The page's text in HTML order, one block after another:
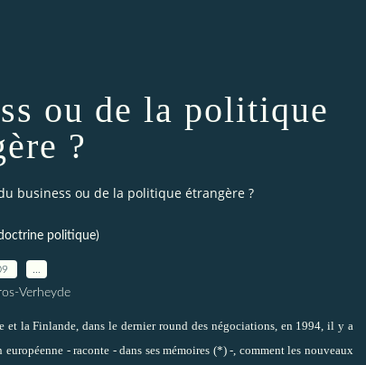
ou de la politique
?
business ou de la politique étrangère ?
politique)
Verheyde
la Finlande, dans le dernier round des négociations, en 1994, il y a
- raconte - dans ses mémoires (*) -, comment les nouveaux